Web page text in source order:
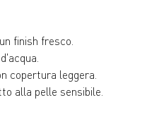
finish fresco.
copertura leggera.
alla pelle sensibile.